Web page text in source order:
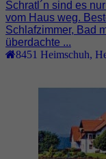
Schratl´n sind es
vom Haus weg.
Schlafzimmer, Bad
überdachte ...
8451 Heimschuh